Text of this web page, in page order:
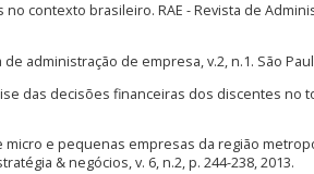
no contexto brasileiro. RAE - Revista de
administração de empresa, v.2, n.1. São
das decisões financeiras dos discentes no
micro e pequenas empresas da região
& negócios, v. 6, n.2, p. 244-238, 2013.